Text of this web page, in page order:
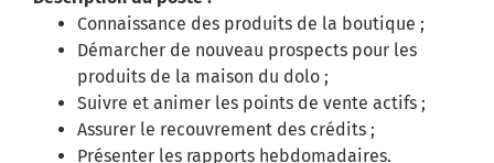
Connaissance des produits de la boutique ;
Démarcher de nouveau prospects pour les
produits de la maison du dolo ;
Suivre et animer les points de vente actifs ;
Assurer le recouvrement des crédits ;
Présenter les rapports hebdomadaires.